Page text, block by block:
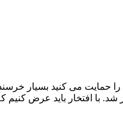
را حمایت می کنید بسیار
با افتخار باید عرض کنیم